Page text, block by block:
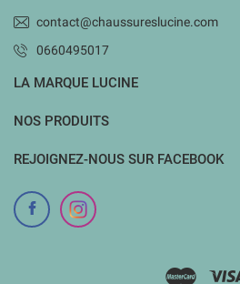
contact@chaussureslucine.com
0660495017
LA MARQUE LUCINE
NOS PRODUITS
REJOIGNEZ-NOUS SUR FACEBOOK